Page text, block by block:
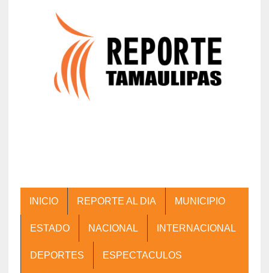
INICIO REPORTE AL DIA MUNICIPIO
ESTADO NACIONAL INTERNACIONAL
DEPORTES ESPECTACULOS